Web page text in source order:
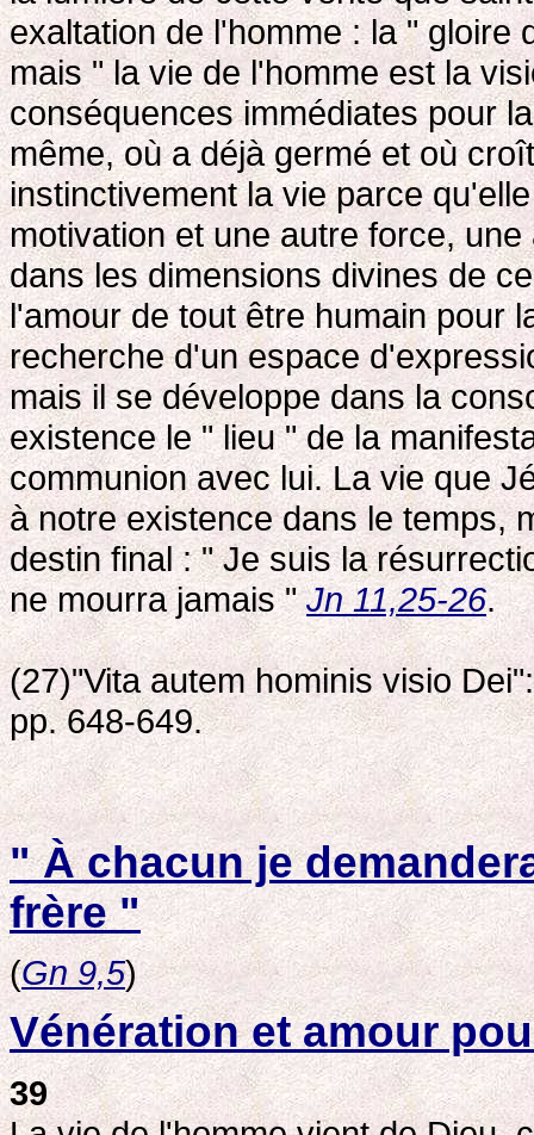
exaltation de l'homme : la " gloire
mais " la vie de l'homme est la
conséquences immédiates pour
même, où a déjà germé et où
instinctivement la vie parce
motivation et une autre force,
dans les dimensions divines de
l'amour de tout être humain pour
recherche d'un espace
mais il se développe dans la
existence le " lieu " de la
communion avec lui. La vie que
à notre existence dans le temps,
destin final : " Je suis la
ne mourra jamais "Jn 11,25-26.
(27)"Vita autem hominis visio
pp. 648-649.
" À chacun je
frère "
(Gn 9,5)
Vénération et amour
39